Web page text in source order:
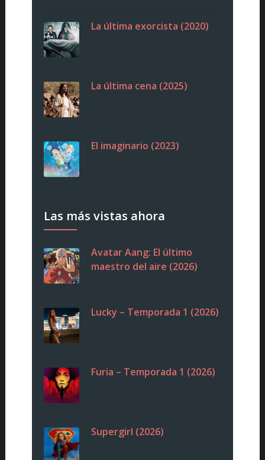
La última exorcista (2020)
La última cena (2025)
El imaginario (2023)
Las más vistas ahora
Avatar Aang: El último
maestro del aire (2026)
Lucky – Temporada 1 (2026)
Furia – Temporada 1 (2026)
Supergirl (2026)